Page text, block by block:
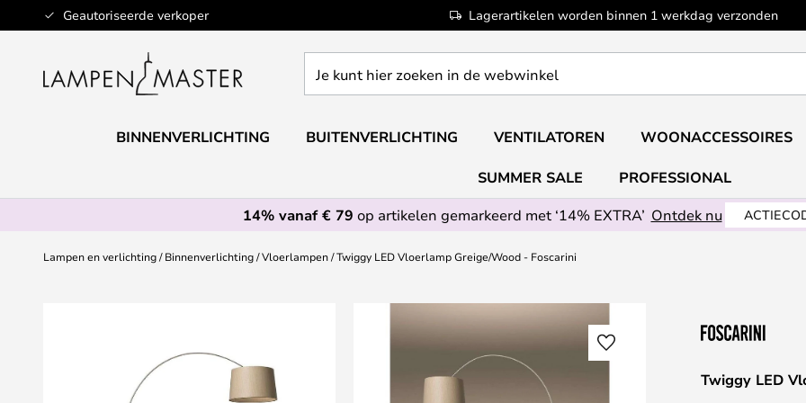
Geautoriseerde verkoper Lagerartikelen worden binnen 1 werkdag verzonden
Ga
naar
inhoud
kunt
zoeken
webwinkel
BINNENVERLICHTING BUITENVERLICHTING VENTILATOREN WOONACCESSOIRES
SUMMER SALE
PROFESSIONAL
14% vanaf € 79 op artikelen gemarkeerd met ‘14% EXTRA’ Ontdek nu
Lampen en verlichting Binnenverlichting Vloerlampen Twiggy LED Vloerlamp Greige/Wood - Foscarini
Twiggy LED